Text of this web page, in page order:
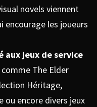
novels viennent
encourage les joueurs
aux jeux de service
The Elder
Héritage,
ou encore divers jeux